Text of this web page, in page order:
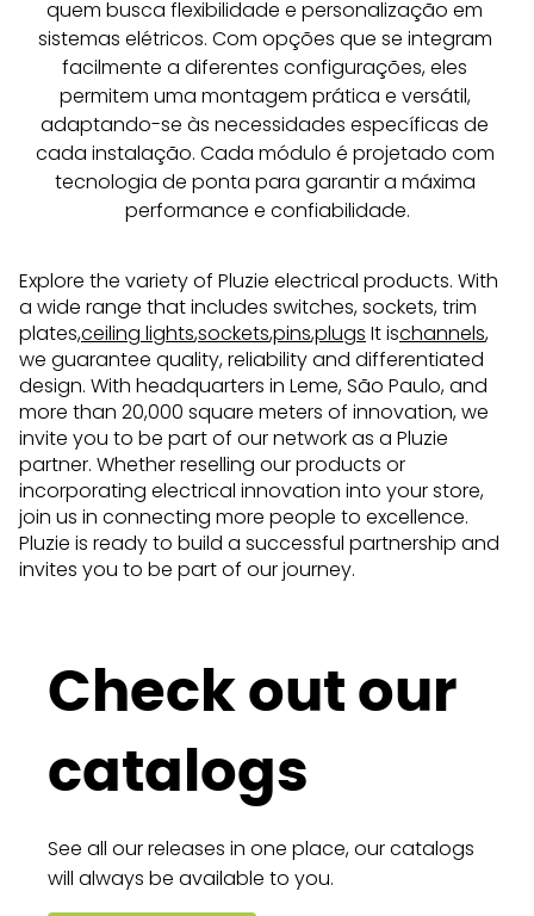
quem busca flexibilidade e personalização em
sistemas elétricos. Com opções que se integram
facilmente a diferentes configurações, eles
permitem uma montagem prática e versátil,
adaptando-se às necessidades específicas de
cada instalação. Cada módulo é projetado com
tecnologia de ponta para garantir a máxima
performance e confiabilidade.
Explore the variety of Pluzie electrical products. With
a wide range that includes switches, sockets, trim
plates,ceiling lights,sockets,pins,plugs It ischannels,
we guarantee quality, reliability and differentiated
design. With headquarters in Leme, São Paulo, and
more than 20,000 square meters of innovation, we
invite you to be part of our network as a Pluzie
partner. Whether reselling our products or
incorporating electrical innovation into your store,
join us in connecting more people to excellence.
Pluzie is ready to build a successful partnership and
invites you to be part of our journey.
Check out our
catalogs
See all our releases in one place, our catalogs
will always be available to you.